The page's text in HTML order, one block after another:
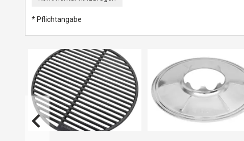
* Pflichtangabe